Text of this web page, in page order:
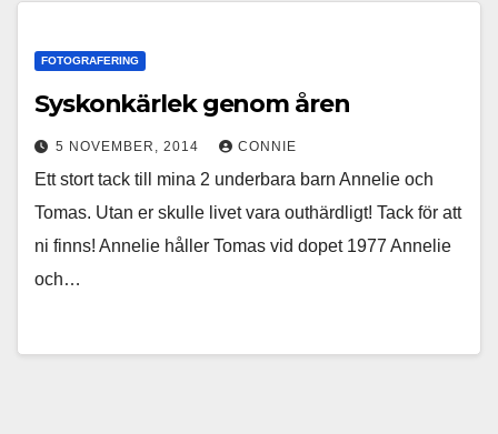
FOTOGRAFERING
Syskonkärlek genom åren
5 NOVEMBER, 2014 CONNIE
Ett stort tack till mina 2 underbara barn Annelie och
Tomas. Utan er skulle livet vara outhärdligt! Tack för att
ni finns! Annelie håller Tomas vid dopet 1977 Annelie
och…